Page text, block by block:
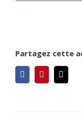
Partagez cette
FacebookPinterest